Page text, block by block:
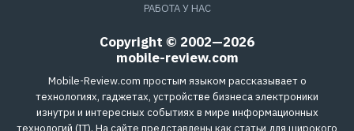
РАБОТА У НАС
Copyright © 2002—2026
mobile-review.com
Mobile-Review.com простым языком рассказывает о
технологиях, гаджетах, устройстве бизнеса электроники
изнутри и интересных событиях в мире информационных
технологий (IT). На сайте представлены как статьи для широкого